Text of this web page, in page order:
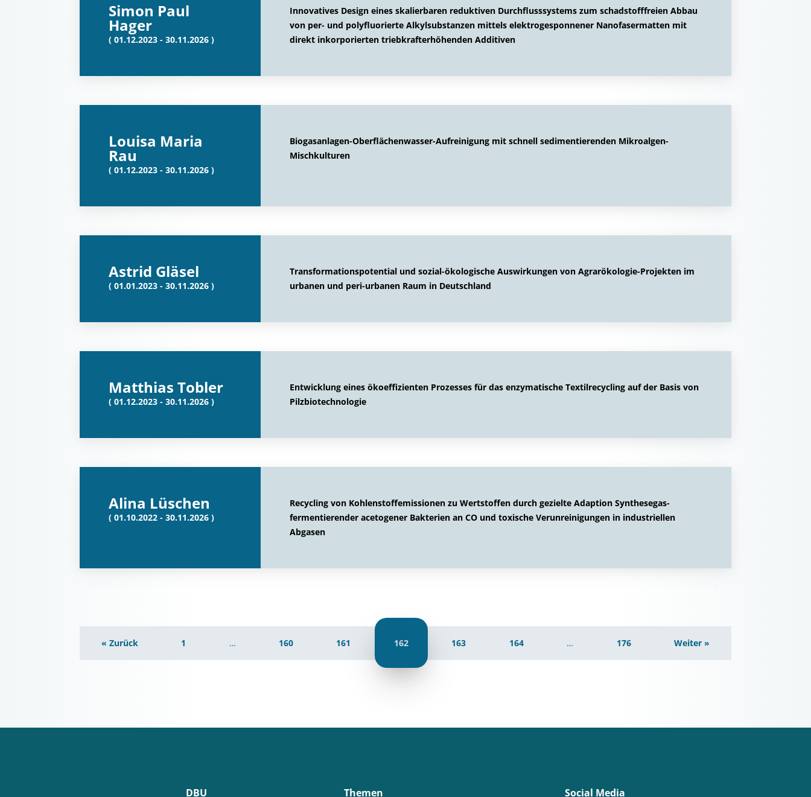
Simon Paul
Hager
( 01.12.2023 - 30.11.2026 )
Innovatives Design eines skalierbaren reduktiven Durchflusssystems zum schadstofffreien Abbau
von per- und polyfluorierte Alkylsubstanzen mittels elektrogesponnener Nanofasermatten mit
direkt inkorporierten triebkrafterhöhenden Additiven
Louisa Maria
Rau
( 01.12.2023 - 30.11.2026 )
Biogasanlagen-Oberflächenwasser-Aufreinigung mit schnell sedimentierenden Mikroalgen-
Mischkulturen
Astrid Gläsel
( 01.01.2023 - 30.11.2026 )
Transformationspotential und sozial-ökologische Auswirkungen von Agrarökologie-Projekten im
urbanen und peri-urbanen Raum in Deutschland
Matthias Tobler
( 01.12.2023 - 30.11.2026 )
Entwicklung eines ökoeffizienten Prozesses für das enzymatische Textilrecycling auf der Basis von
Pilzbiotechnologie
Alina Lüschen
( 01.10.2022 - 30.11.2026 )
Recycling von Kohlenstoffemissionen zu Wertstoffen durch gezielte Adaption Synthesegas-
fermentierender acetogener Bakterien an CO und toxische Verunreinigungen in industriellen
Abgasen
« Zurück 1 … 160 161 162 163 164 … 176 Weiter »
DBU Themen Social Media